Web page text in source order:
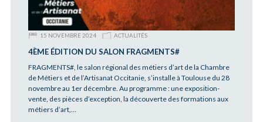
15 NOVEMBRE 2024 ACTUALITÉS
4ÈME ÉDITION DU SALON FRAGMENTS#
FRAGMENTS#, le salon régional des métiers d’art de la Chambre
de Métiers et de l’Artisanat Occitanie, s’installe à Toulouse du 28
novembre au 1er décembre. Au programme : une exposition-
vente, des pièces d’exception, la découverte des formations aux
métiers d’art,…